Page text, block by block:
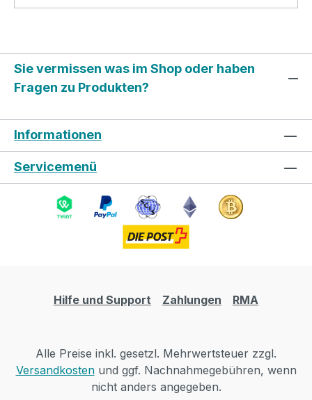
Sie vermissen was im Shop oder haben
Fragen zu Produkten?
Informationen
Servicemenü
Hilfe und Support Zahlungen RMA
Alle Preise inkl. gesetzl. Mehrwertsteuer zzgl.
Versandkostenund ggf. Nachnahmegebühren, wenn
nicht anders angegeben.